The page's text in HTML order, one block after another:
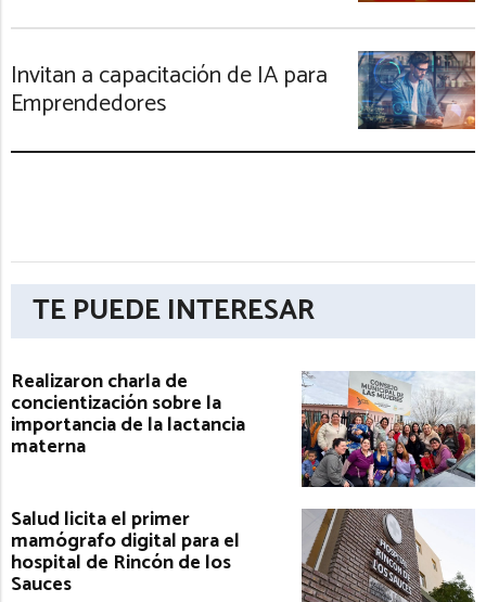
Invitan a capacitación de IA para
Emprendedores
TE PUEDE INTERESAR
Realizaron charla de
concientización sobre la
importancia de la lactancia
materna
Salud licita el primer
mamógrafo digital para el
hospital de Rincón de los
Sauces